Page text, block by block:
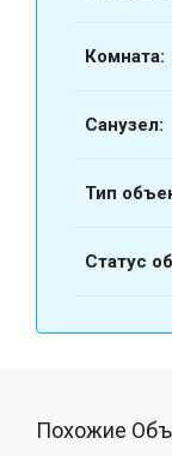
Комната:
Санузел:
Тип
Статус
Похожие